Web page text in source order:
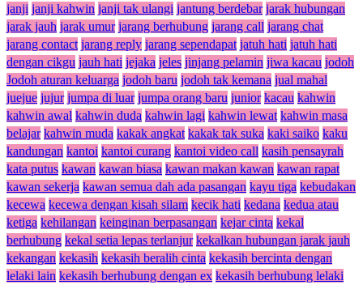
janji janji kahwin janji tak ulangi jantung berdebar jarak hubungan
jarak jauh jarak umur jarang berhubung jarang call jarang chat
jarang contact jarang reply jarang sependapat jatuh hati jatuh hati
dengan cikgu jauh hati jejaka jeles jinjang pelamin jiwa kacau jodoh
Jodoh aturan keluarga jodoh baru jodoh tak kemana jual mahal
juejue jujur jumpa di luar jumpa orang baru junior kacau kahwin
kahwin awal kahwin duda kahwin lagi kahwin lewat kahwin masa
belajar kahwin muda kakak angkat kakak tak suka kaki saiko kaku
kandungan kantoi kantoi curang kantoi video call kasih pensayrah
kata putus kawan kawan biasa kawan makan kawan kawan rapat
kawan sekerja kawan semua dah ada pasangan kayu tiga kebudakan
kecewa kecewa dengan kisah silam kecik hati kedana kedua atau
ketiga kehilangan keinginan berpasangan kejar cinta kekal
berhubung kekal setia lepas terlanjur kekalkan hubungan jarak jauh
kekangan kekasih kekasih beralih cinta kekasih bercinta dengan
lelaki lain kekasih berhubung dengan ex kekasih berhubung lelaki